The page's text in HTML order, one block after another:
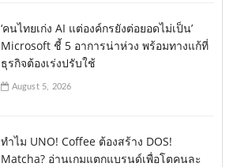
‘คนไทยเก่ง AI แต่องค์กรยังต่อยอดไม่เป็น’
Microsoft ชี้ 5 อาการน่าห่วง พร้อมทางแก้ที่
ธุรกิจต้องเร่งปรับใช้
August 5, 2026
ทำไม UNO! Coffee ต้องสร้าง DOS!
Matcha? อ่านเกมแตกแบรนด์เพื่อโตคนละ